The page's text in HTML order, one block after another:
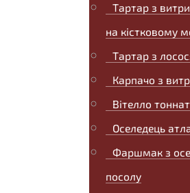
Тартар з
на кістковому
Тартар з
Карпачо з
Вітелло
Оселедець
Фаршмак з
посолу